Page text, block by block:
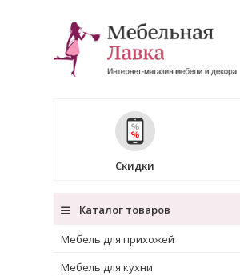
Скидки
Каталог товаров
Мебель для прихожей
Мебель для кухни